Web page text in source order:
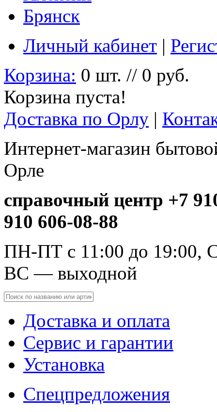
Брянск
Личный кабинет |
Корзина: 0 шт. // 0 руб.
Корзина пуста!
Доставка по Орлу |
Интернет-магазин
Орле
справочный центр +7
910 606-08-88
ПН-ПТ с 11:00 до 19:00,
ВС — выходной
Доставка и оплата
Сервис и гарантии
Установка
Спецпредложения